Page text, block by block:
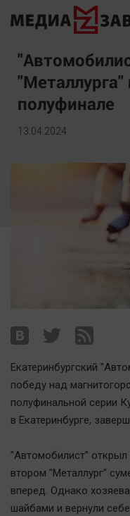
Новости
Экономика
Происшествия
Общество
Наша победа
Политика
Экономика
Культура
Курилка
Мнения
"Металлурга"
полуфинале
13.04.2024
Екатеринбургский
победу над
полуфинальной серии
в Екатеринбурге,
"Автомобилист"
втором "Металлург"
вперед. Однако
шайбами и вернули